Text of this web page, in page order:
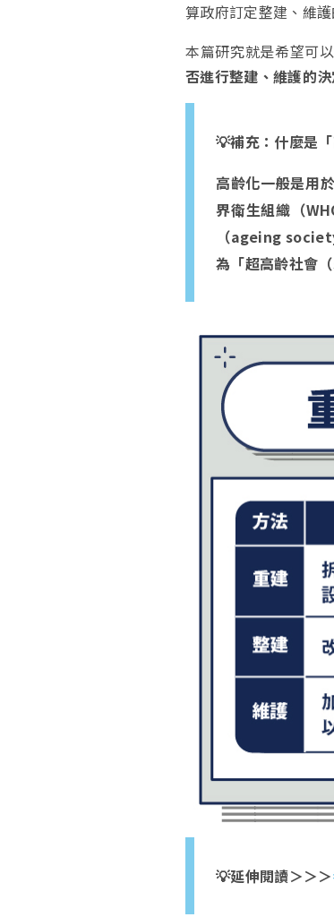
算政府訂定整建、維
本篇研究就是希望可
否進行整建、維護的
💡補充：什麼是
高齡化一般是用
界衛生組織（
（ageing
為「超高齡社會
💡延伸閱讀＞＞＞